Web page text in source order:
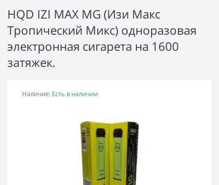
HQD IZI MAX MG (Изи Макс
Тропический Микс) одноразовая
электронная сигарета на 1600
затяжек.
Наличие: Есть в наличии